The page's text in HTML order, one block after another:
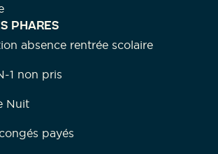
PHARES
absence rentrée scolaire
1 non pris
Nuit
payés